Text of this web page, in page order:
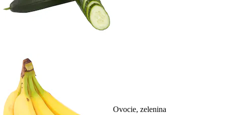
Ovocie, zelenina